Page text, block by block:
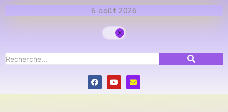
6 août 2026